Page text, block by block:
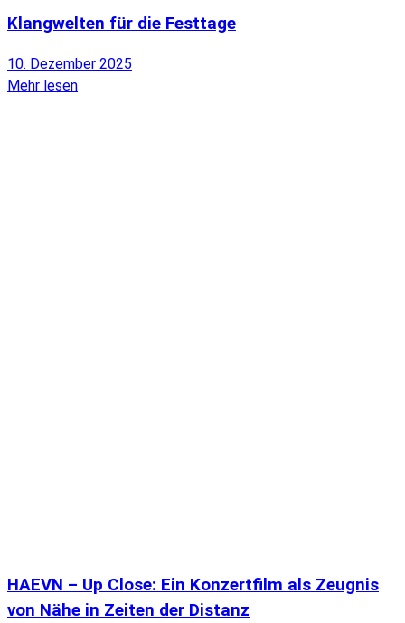
Klangwelten für die Festtage
10. Dezember 2025
Mehr lesen
HAEVN – Up Close: Ein Konzertfilm als Zeugnis
von Nähe in Zeiten der Distanz